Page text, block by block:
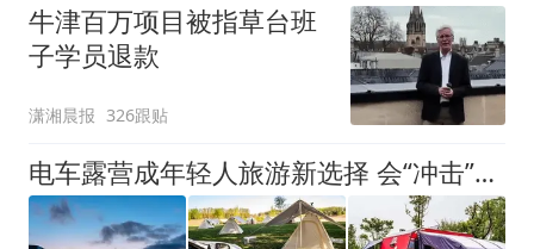
牛津百万项目被指草台班
子学员退款
潇湘晨报 326跟贴
电车露营成年轻人旅游新选择 会“冲击”传统住宿业吗？